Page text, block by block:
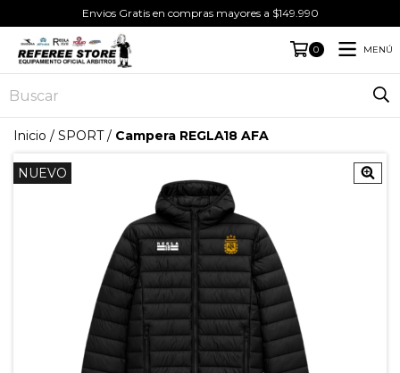
Envios Gratis en compras mayores a $149.990
0 MENÚ
Inicio / SPORT / Campera REGLA18 AFA
NUEVO